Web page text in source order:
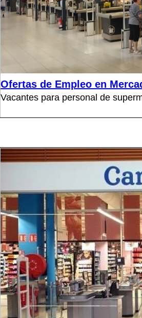
Ofertas de Empleo en
Vacantes para personal de